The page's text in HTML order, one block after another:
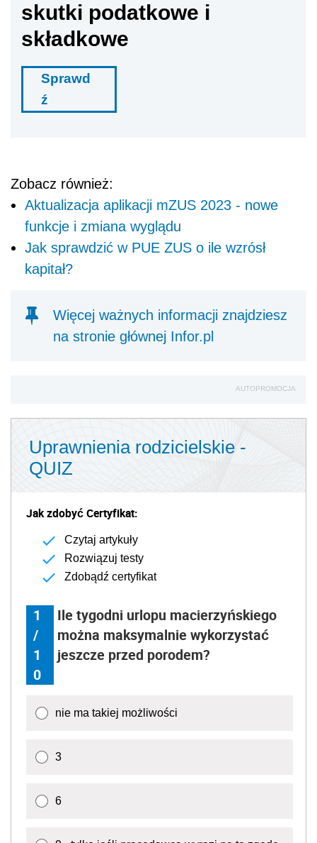
skutki podatkowe i
składkowe
Sprawd
ź
Zobacz również:
Aktualizacja aplikacji mZUS 2023 - nowe
funkcje i zmiana wyglądu
Jak sprawdzić w PUE ZUS o ile wzrósł
kapitał?
Więcej ważnych informacji znajdziesz
na stronie głównej Infor.pl
AUTOPROMOCJA
Uprawnienia rodzicielskie -
QUIZ
Jak zdobyć Certyfikat:
Czytaj artykuły
Rozwiązuj testy
Zdobądź certyfikat
1
/
1
0
Ile tygodni urlopu macierzyńskiego
można maksymalnie wykorzystać
jeszcze przed porodem?
nie ma takiej możliwości
3
6